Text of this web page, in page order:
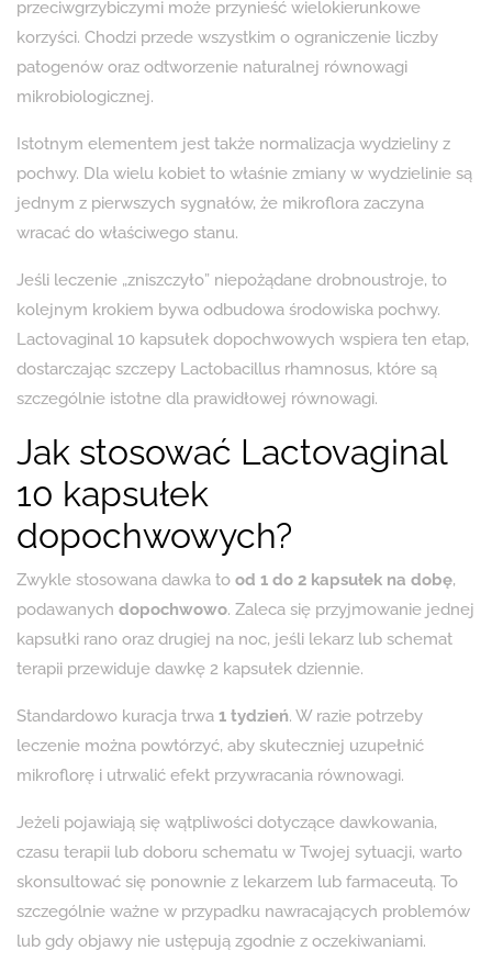
przeciwgrzybiczymi może przynieść wielokierunkowe
korzyści. Chodzi przede wszystkim o ograniczenie liczby
patogenów oraz odtworzenie naturalnej równowagi
mikrobiologicznej.
Istotnym elementem jest także normalizacja wydzieliny z
pochwy. Dla wielu kobiet to właśnie zmiany w wydzielinie są
jednym z pierwszych sygnałów, że mikroflora zaczyna
wracać do właściwego stanu.
Jeśli leczenie „zniszczyło” niepożądane drobnoustroje, to
kolejnym krokiem bywa odbudowa środowiska pochwy.
Lactovaginal 10 kapsułek dopochwowych wspiera ten etap,
dostarczając szczepy Lactobacillus rhamnosus, które są
szczególnie istotne dla prawidłowej równowagi.
Jak stosować Lactovaginal
10 kapsułek
dopochwowych?
Zwykle stosowana dawka to od 1 do 2 kapsułek na dobę,
podawanych dopochwowo. Zaleca się przyjmowanie jednej
kapsułki rano oraz drugiej na noc, jeśli lekarz lub schemat
terapii przewiduje dawkę 2 kapsułek dziennie.
Standardowo kuracja trwa 1 tydzień. W razie potrzeby
leczenie można powtórzyć, aby skuteczniej uzupełnić
mikroflorę i utrwalić efekt przywracania równowagi.
Jeżeli pojawiają się wątpliwości dotyczące dawkowania,
czasu terapii lub doboru schematu w Twojej sytuacji, warto
skonsultować się ponownie z lekarzem lub farmaceutą. To
szczególnie ważne w przypadku nawracających problemów
lub gdy objawy nie ustępują zgodnie z oczekiwaniami.